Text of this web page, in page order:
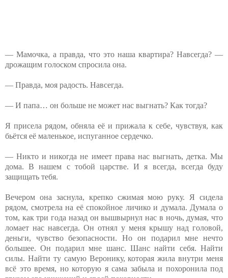
— Мамочка, а правда, что это наша квартира? Навсегда? —
дрожащим голоском спросила она.
— Правда, моя радость. Навсегда.
— И папа… он больше не может нас выгнать? Как тогда?
Я присела рядом, обняла её и прижала к себе, чувствуя, как
бьётся её маленькое, испуганное сердечко.
— Никто и никогда не имеет права нас выгнать, детка. Мы
дома. В нашем с тобой царстве. И я всегда, всегда буду
защищать тебя.
Вечером она заснула, крепко сжимая мою руку. Я сидела
рядом, смотрела на её спокойное личико и думала. Думала о
том, как три года назад он вышвырнул нас в ночь, думая, что
ломает нас навсегда. Он отнял у меня крышу над головой,
деньги, чувство безопасности. Но он подарил мне нечто
большее. Он подарил мне шанс. Шанс найти себя. Найти
силы. Найти ту самую Веронику, которая жила внутри меня
всё это время, но которую я сама забыла и похоронила под